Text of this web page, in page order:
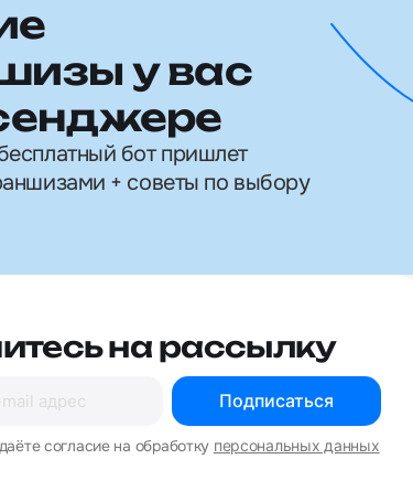
у вас
бот пришлет
+ советы по выбору
на рассылку
Подписаться
согласие на обработку персональных данных